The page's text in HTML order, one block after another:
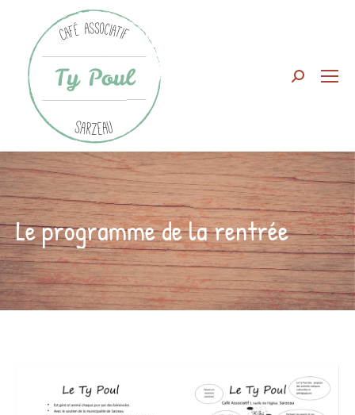
Search:
Le programme de la rentrée